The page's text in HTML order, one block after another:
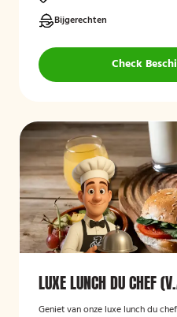
Bijgerechten
Check
LUXE LUNCH DU CHEF
Geniet van onze luxe lunch du